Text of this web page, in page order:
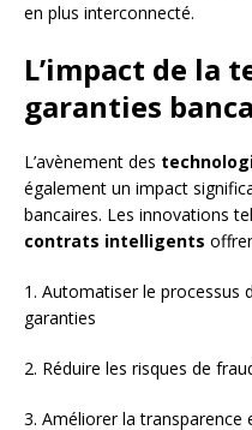
en plus interconnecté.
L’impact de la
garanties
L’avènement des
également un impact
bancaires. Les innovations
contrats intelligents
1. Automatiser le processus
garanties
2. Réduire les risques de
3. Améliorer la